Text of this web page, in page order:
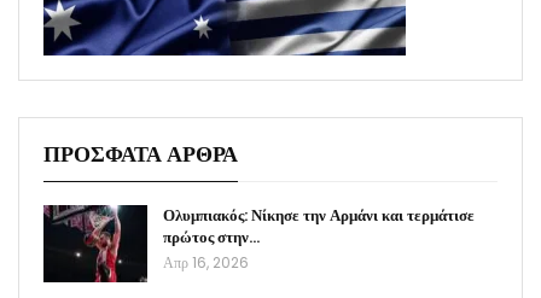
ΠΡΟΣΦΑΤΑ ΑΡΘΡΑ
Ολυμπιακός: Νίκησε την Αρμάνι και τερμάτισε
πρώτος στην…
Απρ 16, 2026